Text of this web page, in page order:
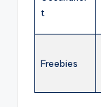
t
Freebies